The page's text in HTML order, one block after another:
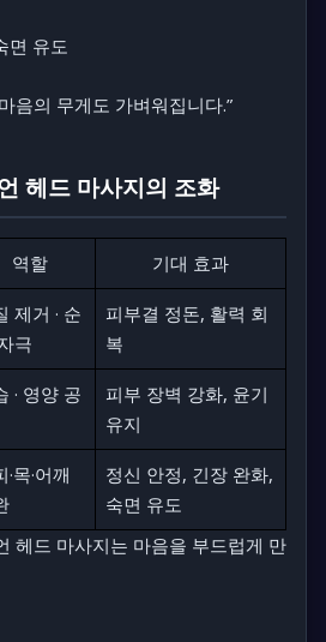
면 유도
음의 무게도 가벼워집니다.”
헤드 마사지의 조화
역할 기대 효과
제거 · 순
극
피부결 정돈, 활력 회
복
· 영양 공
피부 장벽 강화, 윤기
유지
·목·어깨
정신 안정, 긴장 완화,
숙면 유도
헤드 마사지는 마음을 부드럽게 만